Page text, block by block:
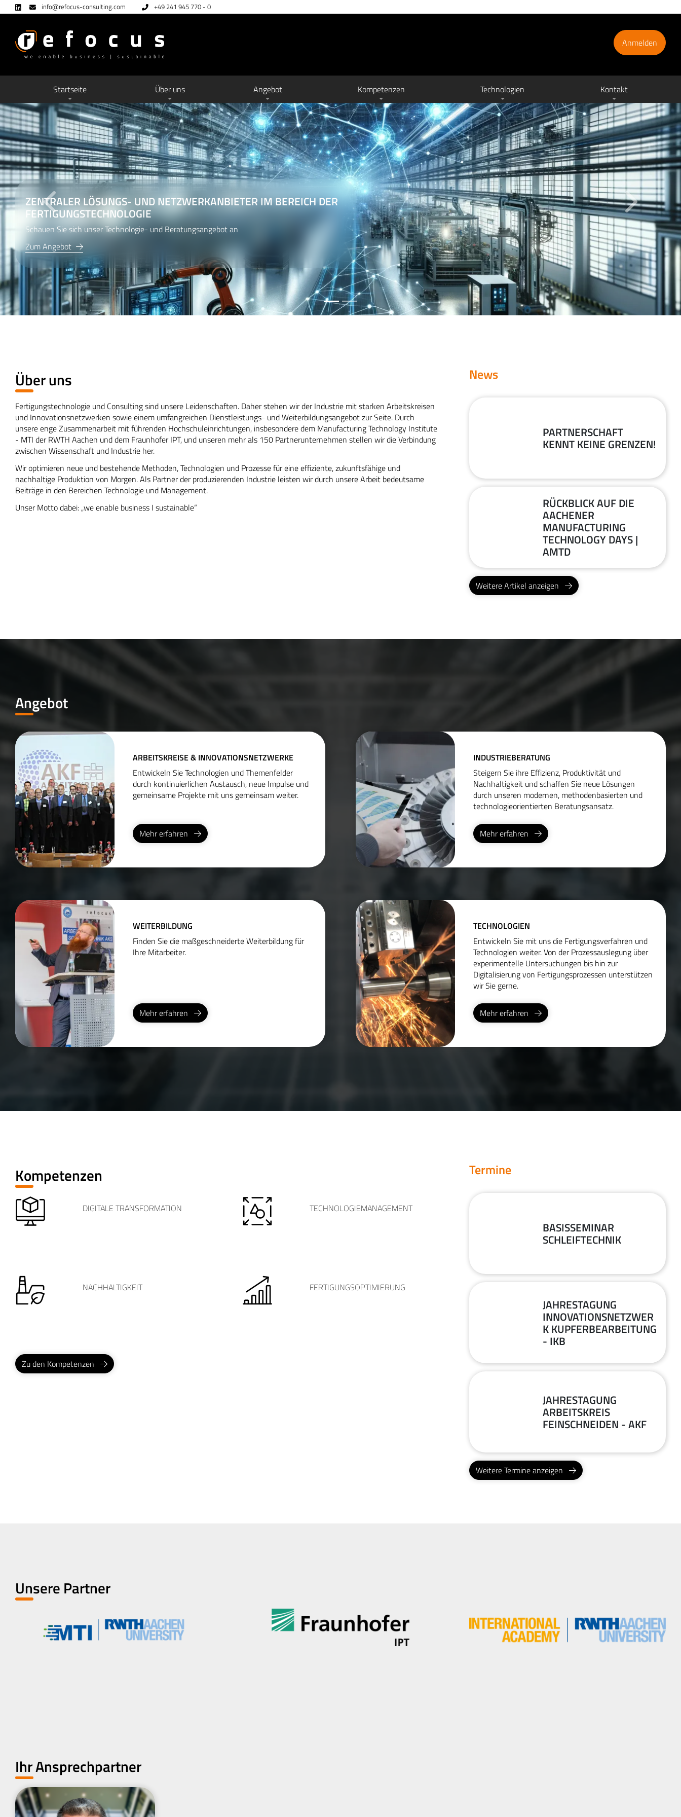
info@refocus-consulting.com +49 241 945 770 - 0
Anmelden
Startseite Über uns Angebot Kompetenzen Technologien Kontakt
SIE WOLLEN IHRE FERTIGUNGSTECHNOLOGIE OPTIMIEREN UND
WEITERENTWICKLEN?
Schauen Sie sich unser Technologieangebot an
Technologien
Über uns
Fertigungstechnologie und Consulting sind unsere Leidenschaften. Daher stehen wir der Industrie mit starken Arbeitskreisen
und Innovationsnetzwerken sowie einem umfangreichen Dienstleistungs- und Weiterbildungsangebot zur Seite. Durch
unsere enge Zusammenarbeit mit führenden Hochschuleinrichtungen, insbesondere dem Manufacturing Technology Institute
- MTI der RWTH Aachen und dem Fraunhofer IPT, und unseren mehr als 150 Partnerunternehmen stellen wir die Verbindung
zwischen Wissenschaft und Industrie her.
Wir optimieren neue und bestehende Methoden, Technologien und Prozesse für eine effiziente, zukunftsfähige und
nachhaltige Produktion von Morgen. Als Partner der produzierenden Industrie leisten wir durch unsere Arbeit bedeutsame
Beiträge in den Bereichen Technologie und Management.
Unser Motto dabei: „we enable business I sustainable“
News
PARTNERSCHAFT
KENNT KEINE GRENZEN!
RÜCKBLICK AUF DIE
AACHENER
MANUFACTURING
TECHNOLOGY DAYS |
AMTD
Weitere Artikel anzeigen
Angebot
ARBEITSKREISE & INNOVATIONSNETZWERKE
Entwickeln Sie Technologien und Themenfelder
durch kontinuierlichen Austausch, neue Impulse und
gemeinsame Projekte mit uns gemeinsam weiter.
Mehr erfahren
INDUSTRIEBERATUNG
Steigern Sie ihre Effizienz, Produktivität und
Nachhaltigkeit und schaffen Sie neue Lösungen
durch unseren modernen, methodenbasierten und
technologieorientierten Beratungsansatz.
Mehr erfahren
WEITERBILDUNG
Finden Sie die maßgeschneiderte Weiterbildung für
Ihre Mitarbeiter.
Mehr erfahren
TECHNOLOGIEN
Entwickeln Sie mit uns die Fertigungsverfahren und
Technologien weiter. Von der Prozessauslegung über
experimentelle Untersuchungen bis hin zur
Digitalisierung von Fertigungsprozessen unterstützen
wir Sie gerne.
Mehr erfahren
Kompetenzen
DIGITALE TRANSFORMATION TECHNOLOGIEMANAGEMENT
NACHHALTIGKEIT FERTIGUNGSOPTIMIERUNG
Zu den Kompetenzen
Termine
BASISSEMINAR
SCHLEIFTECHNIK
JAHRESTAGUNG
INNOVATIONSNETZWER
K KUPFERBEARBEITUNG
- IKB
JAHRESTAGUNG
ARBEITSKREIS
FEINSCHNEIDEN - AKF
Weitere Termine anzeigen
Unsere Partner
Ihr Ansprechpartner